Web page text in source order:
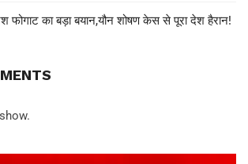
फोगाट का बड़ा बयान,यौन शोषण केस से पूरा देश हैरान!